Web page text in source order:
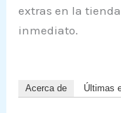
extras en la
inmediato.
Acerca de Últimas